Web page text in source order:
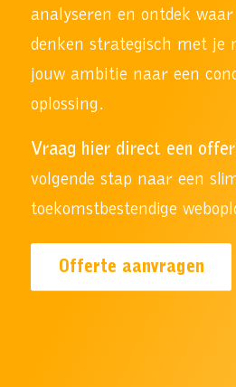
analyseren en ontdek
denken strategisch met je
jouw ambitie naar een
oplossing.
Vraag hier direct een
volgende stap naar een
toekomstbestendige
Offerte aanvragen